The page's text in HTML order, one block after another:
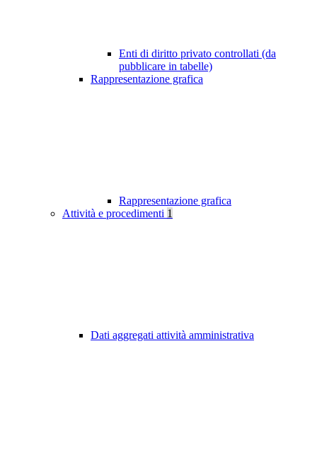
Enti di diritto privato controllati (da
pubblicare in tabelle)
Rappresentazione grafica
Rappresentazione grafica
Attività e procedimenti 1
Dati aggregati attività amministrativa